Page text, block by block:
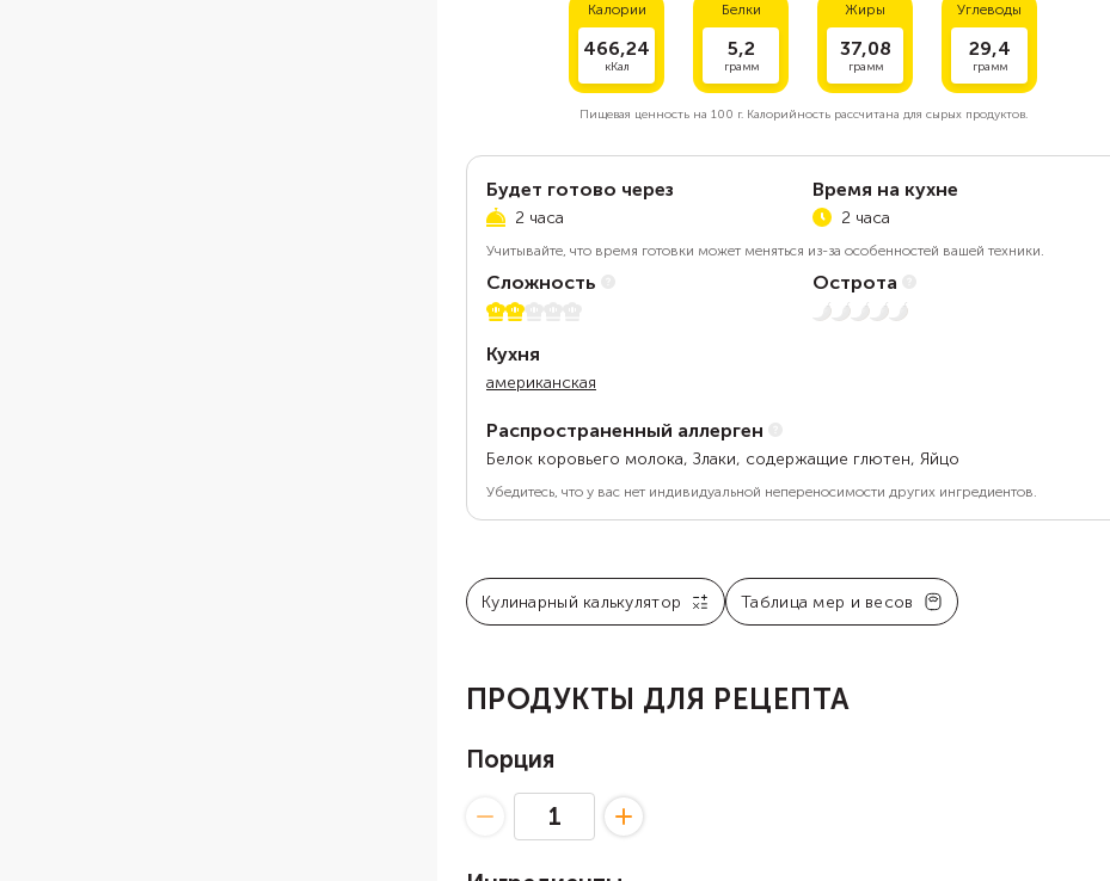
Калории
466,24
кКал
Белки
5,2
грамм
Жиры
37,08
грамм
Углеводы
29,4
грамм
Пищевая ценность на 100 г.Калорийность рассчитана для сырых продуктов.
Будет готово через
2 часа
Время на кухне
2 часа
Учитывайте, что время готовки может меняться из-за особенностей вашей техники.
Сложность
2 из 5
Острота
Нет остроты
Кухня
американская
Распространенный аллерген
Белок коровьего молока, Злаки, содержащие глютен, Яйцо
Убедитесь, что у вас нет индивидуальной непереносимости других ингредиентов.
Кулинарный калькулятор Таблица мер и весов
ПРОДУКТЫ ДЛЯ РЕЦЕПТА
Порция